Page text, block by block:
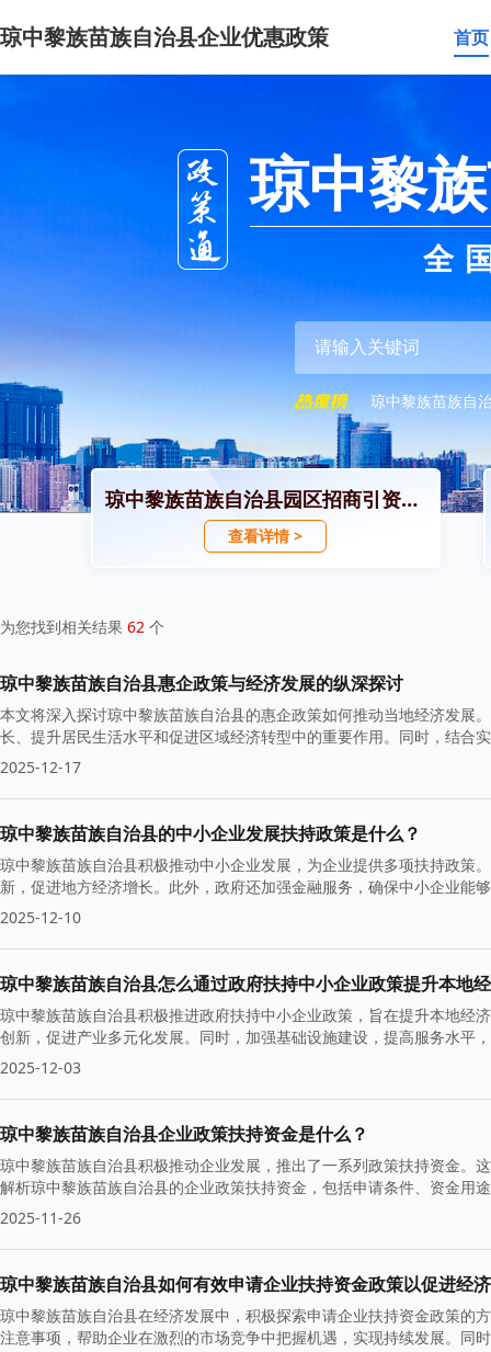
琼中黎族苗族自治县企业优惠政策 首页
琼中黎
全
琼中黎族苗族自
琼中黎族苗族自治县园区招商引资政策
查看详情 >
为您找到相关结果 62 个
琼中黎族苗族自治县惠企政策与经济发展的纵深探讨
本文将深入探讨琼中黎族苗族自治县的惠企政策如何推动当地经济发展
长、提升居民生活水平和促进区域经济转型中的重要作用。同时，结合
2025-12-17
琼中黎族苗族自治县的中小企业发展扶持政策是什么？
琼中黎族苗族自治县积极推动中小企业发展，为企业提供多项扶持政策
新，促进地方经济增长。此外，政府还加强金融服务，确保中小企业能
2025-12-10
琼中黎族苗族自治县怎么通过政府扶持中小企业政策提升本地
琼中黎族苗族自治县积极推进政府扶持中小企业政策，旨在提升本地经
创新，促进产业多元化发展。同时，加强基础设施建设，提高服务水平
2025-12-03
琼中黎族苗族自治县企业政策扶持资金是什么？
琼中黎族苗族自治县积极推动企业发展，推出了一系列政策扶持资金。
解析琼中黎族苗族自治县的企业政策扶持资金，包括申请条件、资金用
2025-11-26
琼中黎族苗族自治县如何有效申请企业扶持资金政策以促进经
琼中黎族苗族自治县在经济发展中，积极探索申请企业扶持资金政策的
注意事项，帮助企业在激烈的市场竞争中把握机遇，实现持续发展。同